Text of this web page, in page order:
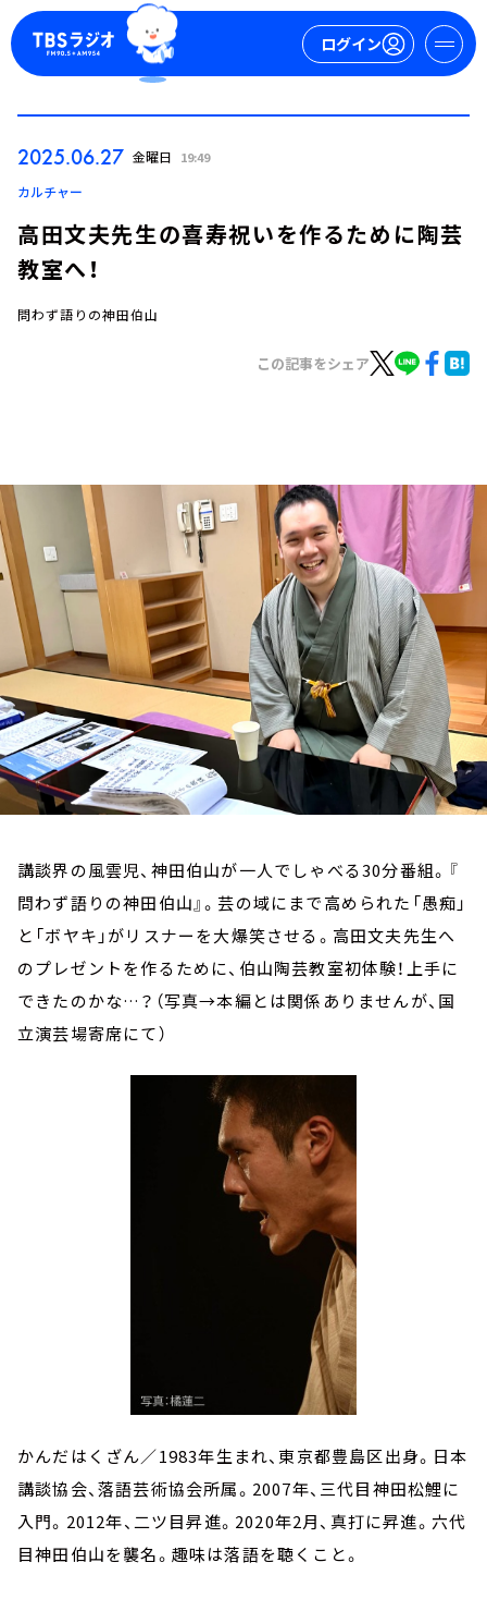
ログイン
お知らせ
イベント・グッズ
YouTube
会社情報
2025.06.27 金曜日 19:49
カルチャー
高田文夫先生の喜寿祝いを作るために陶芸
教室へ！
問わず語りの神田伯山
この記事をシェア
講談界の風雲児、神田伯山が一人でしゃべる30分番組。『
問わず語りの神田伯山』。芸の域にまで高められた「愚痴」
と「ボヤキ」がリスナーを大爆笑させる。高田文夫先生へ
のプレゼントを作るために、伯山陶芸教室初体験！上手に
できたのかな…？（写真→本編とは関係ありませんが、国
立演芸場寄席にて）
かんだはくざん／1983年生まれ、東京都豊島区出身。日本
講談協会、落語芸術協会所属。2007年、三代目神田松鯉に
入門。2012年、二ツ目昇進。2020年2月、真打に昇進。六代
目神田伯山を襲名。趣味は落語を聴くこと。